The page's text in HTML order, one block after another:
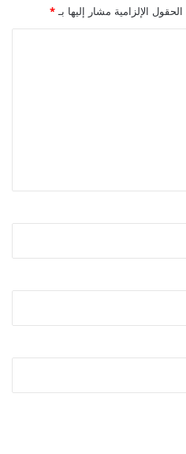
الحقول الإلزامية مشار إليها بـ*